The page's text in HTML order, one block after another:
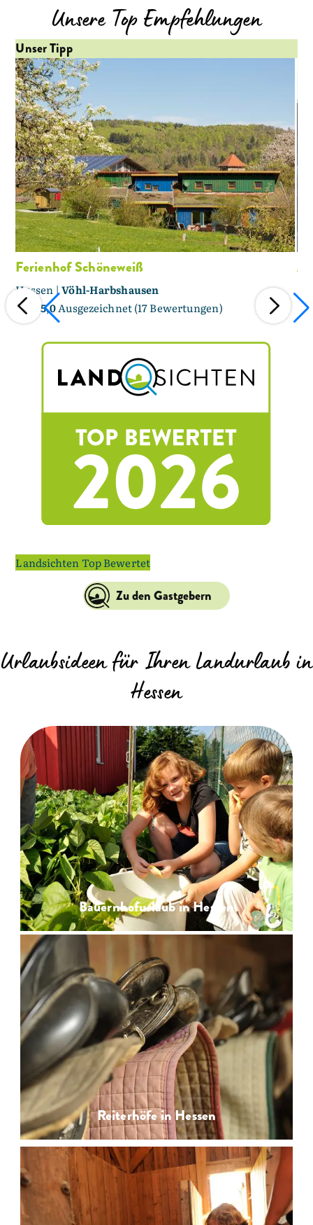
Unsere Top Empfehlungen
Unser Tipp
Ferienhof Schöneweiß
Hessen |Vöhl-Harbshausen
5,0
/ 5,0Ausgezeichnet (17 Bewertungen)
Landsichten Top Bewertet
Zu den Gastgebern
Urlaubsideen für Ihren Landurlaub in
Hessen
Bauernhofurlaub in Hessen
Reiterhöfe in Hessen